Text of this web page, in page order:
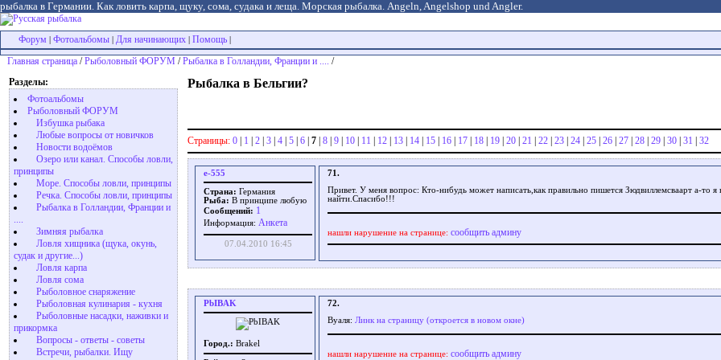
рыбалка в Германии. Как ловить карпа, щуку, сома, судака и леща. Морская рыбалка. Angeln, Angelshop und Angler.
Форум
Фотоальбомы Для начинающих Помощь
Главная страница /Рыболовный ФОРУМ /Рыбалка в Голландии, Франции и .... /
Разделы:
Фотоальбомы
Рыболовный ФОРУМ
Избушка рыбака
Любые вопросы от новичков
Новости водоёмов
Озеро или канал. Способы ловли,
принципы
Море. Способы ловли, принципы
Речка. Способы ловли, принципы
Рыбалка в Голландии, Франции и
....
Зимняя рыбалка
Ловля хищника (щука, окунь,
судак и другие...)
Ловля карпа
Ловля сома
Рыболовное снаряжение
Рыболовная кулинария - кухня
Рыболовные насадки, наживки и
прикормка
Вопросы - ответы - советы
Встречи, рыбалки. Ищу
Рыбалка в Бельгии?
Страницы: 0 | 1 | 2 | 3 | 4 | 5 | 6 | 7 | 8 | 9 | 10 | 11 | 12 | 13 | 14 | 15 | 16 | 17 | 18 | 19 | 20 | 21 | 22 | 23 | 24 | 25 | 26 | 27 | 28 | 29 | 30 | 31 | 32
e-555
Страна: Германия
Рыба: В принципе любую
Сообщений: 1
Информация: Aнкета
07.04.2010 16:45
71.
Привет. У меня вопрос: Кто-нибудь может написать,как правильно пишется Зюдвиллемсваарт а-то я
найти.Спасибо!!!
нашли нарушение на странице: сообщить админу
PbIBAK
Город.: Brakel
72.
Вуаля: Линк на страницу (откроется в новом окне)
нашли нарушение на странице: сообщить админу